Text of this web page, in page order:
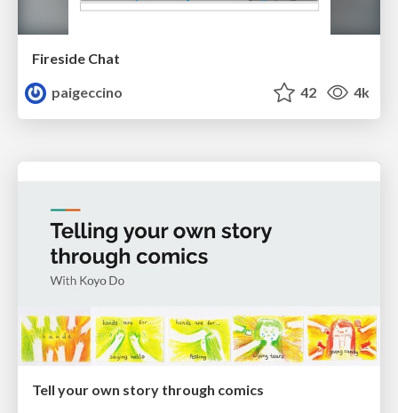
Fireside Chat
paigeccino
42 4k
Tell your own story through comics